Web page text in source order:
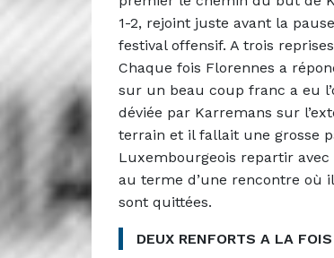
1-2, rejoint juste avant la
festival offensif. A trois
Chaque fois Florennes a
sur un beau coup franc a eu
déviée par Karremans sur
terrain et il fallait une grosse
Luxembourgeois repartir
au terme d’une rencontre où
sont quittées.
DEUX RENFORTS A LA FOIS